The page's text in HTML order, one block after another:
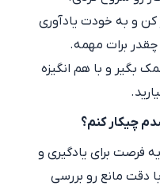
کن و به خودت یادآوری
برات مهمه.
بگیر و با هم انگیزه
چیکار کنم؟
فرصت برای یادگیری و
مانع رو بررسی